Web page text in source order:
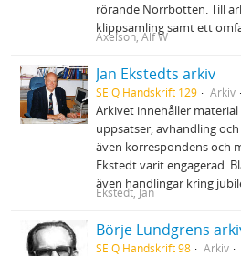
rörande Norrbotten. Till
klippsamling samt ett
Axelson, Alf W
Jan Ekstedts arkiv
SE Q Handskrift 129 Arkiv
Arkivet innehåller
uppsatser, avhandling
även korrespondens och
Ekstedt varit engagerad.
även handlingar kring
Ekstedt, Jan
Börje Lundgrens
SE Q Handskrift 98 Arkiv